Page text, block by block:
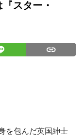
スター・
を包んだ英国紳士